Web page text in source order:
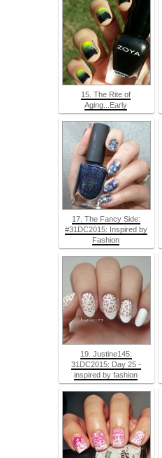
15. The Rite of
Aging...Early
17. The Fancy Side:
#31DC2015: Inspired by
Fashion
19. Justine145:
31DC2015: Day 25 -
inspired by fashion